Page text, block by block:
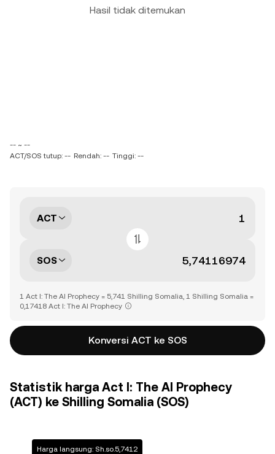
Hasil tidak ditemukan
-- ~ --
ACT/SOS tutup: -- Rendah: -- Tinggi: --
ACT
SOS
1 Act I: The AI Prophecy = 5,741 Shilling Somalia, 1 Shilling Somalia =
0,17418 Act I: The AI Prophecy
Konversi ACT ke SOS
Statistik harga Act I: The AI Prophecy
(ACT) ke Shilling Somalia (SOS)
Harga langsung: Sh.so.5,7412